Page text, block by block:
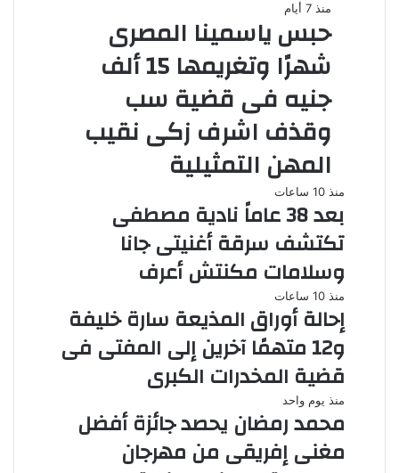
منذ 7 أيام
حبس ياسمينا المصرى
شهرًا وتغريمها 15 ألف
جنيه فى قضية سب
وقذف اشرف زكى نقيب
المهن التمثيلية
منذ 10 ساعات
بعد 38 عاماً نادية مصطفى
تكتشف سرقة أغنيتى جانا
وسلامات مكنتش أعرف
منذ 10 ساعات
إحالة أوراق المذيعة سارة خليفة
و12 متهمًا آخرين إلى المفتى فى
قضية المخدرات الكبرى
منذ يوم واحد
محمد رمضان يحصد جائزة أفضل
مغنى إفريقى من مهرجان